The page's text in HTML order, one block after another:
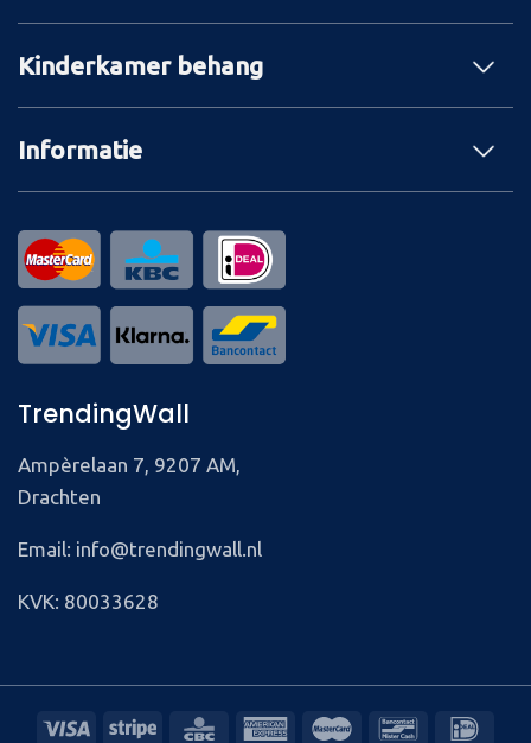
Kinderkamer behang
Informatie
TrendingWall
Ampèrelaan 7, 9207 AM,
Drachten
Email: info@trendingwall.nl
KVK: 80033628